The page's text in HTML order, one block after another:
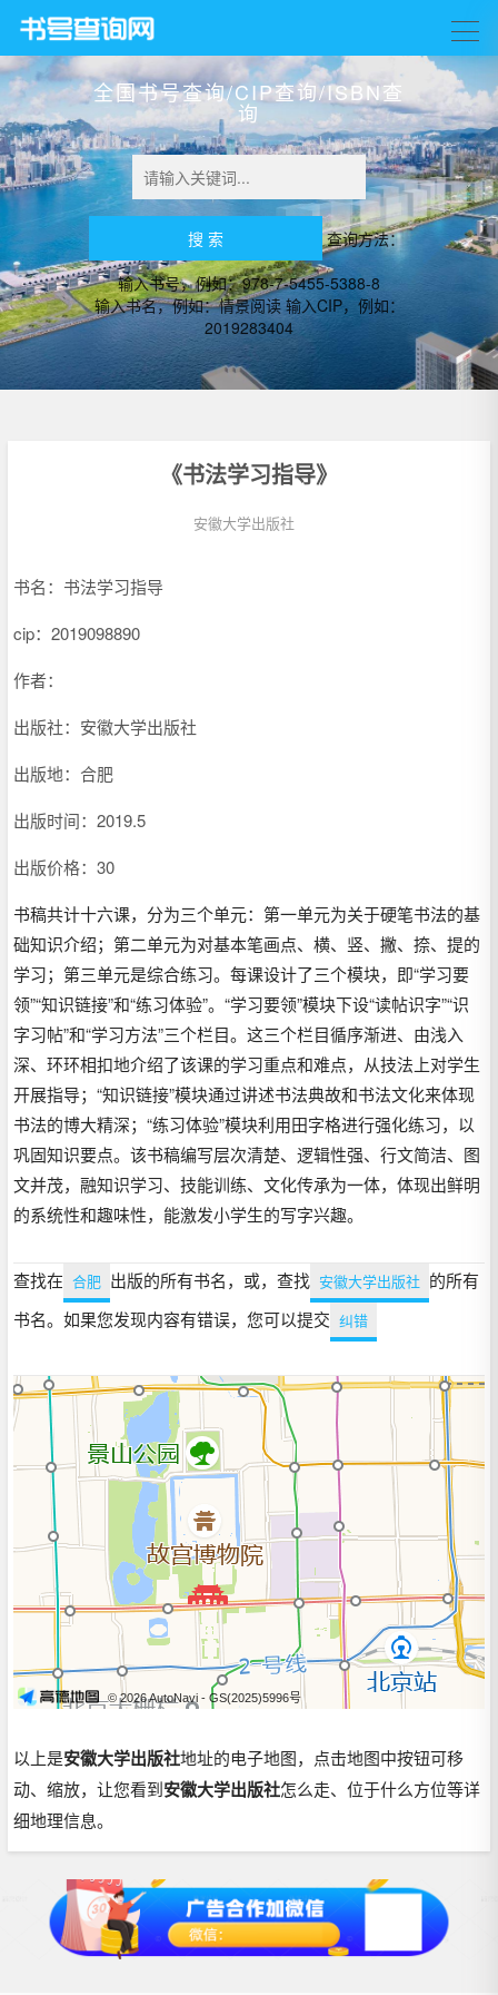
全国书号查询/CIP查询/ISBN查
询
查询方法：
输入书号，例如：978-7-5455-5388-8
输入书名，例如：情景阅读 输入CIP，例如：
2019283404
《书法学习指导》
安徽大学出版社
书名：书法学习指导
cip： 2019098890
作者：
出版社：安徽大学出版社
出版地：合肥
出版时间：2019.5
出版价格：30
书稿共计十六课，分为三个单元：第一单元为关于硬笔书法的基
础知识介绍；第二单元为对基本笔画点、横、竖、撇、捺、提的
学习；第三单元是综合练习。每课设计了三个模块，即“学习要
领”“知识链接”和“练习体验”。“学习要领”模块下设“读帖识字”“识
字习帖”和“学习方法”三个栏目。这三个栏目循序渐进、由浅入
深、环环相扣地介绍了该课的学习重点和难点，从技法上对学生
开展指导；“知识链接”模块通过讲述书法典故和书法文化来体现
书法的博大精深；“练习体验”模块利用田字格进行强化练习，以
巩固知识要点。该书稿编写层次清楚、逻辑性强、行文简洁、图
文并茂，融知识学习、技能训练、文化传承为一体，体现出鲜明
的系统性和趣味性，能激发小学生的写字兴趣。
查找在 合肥 出版的所有书名，或，查找 安徽大学出版社 的所有
书名。如果您发现内容有错误，您可以提交 纠错
© 2026 AutoNavi - GS(2025)5996号
以上是安徽大学出版社地址的电子地图，点击地图中按钮可移
动、缩放，让您看到安徽大学出版社怎么走、位于什么方位等详
细地理信息。